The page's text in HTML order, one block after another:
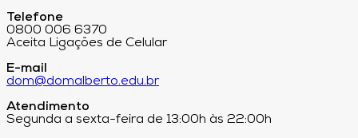
Telefone
0800 006 6370
Aceita Ligações de Celular
E-mail
dom@domalberto.edu.br
Atendimento
Segunda a sexta-feira de 13:00h às 22:00h